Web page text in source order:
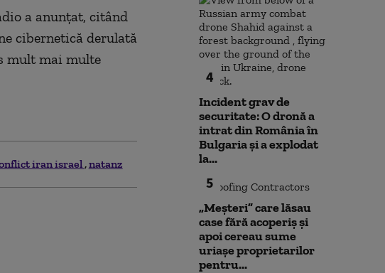
a anunțat, citând
cibernetică derulată
mult mai multe
iran israel natanz
4
Incident grav de
securitate: O dronă a
intrat din România în
Bulgaria şi a explodat
la...
5
„Meșteri” care lăsau
case fără acoperiș și
apoi cereau sume
uriașe proprietarilor
pentru...